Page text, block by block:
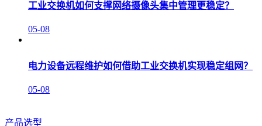
工业交换机如何支撑网络摄像头集中管理更稳定？
05-08
电力设备远程维护如何借助工业交换机实现稳定组网？
05-08
产品选型